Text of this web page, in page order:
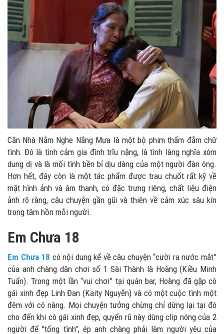
Căn Nhà Nằm Nghe Nắng Mưa là một bộ phim thấm đẫm chữ
tình: Đó là tình cảm gia đình trĩu nặng, là tình làng nghĩa xóm
dung dị và là mối tình bền bỉ dịu dàng của một người đàn ông.
Hơn hết, đây còn là một tác phẩm được trau chuốt rất kỹ về
mặt hình ảnh và âm thanh, có đặc trưng riêng, chất liệu điện
ảnh rõ ràng, câu chuyện gần gũi và thiên về cảm xúc sâu kín
trong tâm hồn mỗi người.
Em Chưa 18
Em Chưa 18 có nội dung kể về câu chuyện “cười ra nước mắt”
của anh chàng dân chơi số 1 Sài Thành là Hoàng (Kiều Minh
Tuấn). Trong một lần “vui chơi” tại quán bar, Hoàng đã gặp cô
gái xinh đẹp Linh Đan (Kaity Nguyễn) và có một cuộc tình một
đêm với cô nàng. Mọi chuyện tưởng chừng chỉ dừng lại tại đó
cho đến khi cô gái xinh đẹp, quyến rũ này dùng clip nóng của 2
người để "tống tình", ép anh chàng phải làm người yêu của